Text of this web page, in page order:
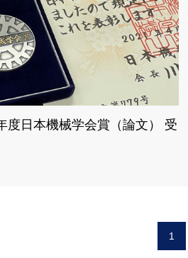
度日本機械学会賞（論文） 受
1